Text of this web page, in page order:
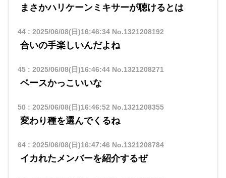
まさかハリケーンミキサーが聴けるとは
44: 2025/06/08(日)16:46:34No.1321208192
合いの手楽しいんだよね
45: 2025/06/08(日)16:46:44No.1321208271
ベースかっこいいな
50 : 2025/06/08(日)16:46:52 No.1321208355
変わり種を選んでくるね
64: 2025/06/08(日)16:47:46 No.1321208784
イカれたメンバーを紹介するぜ